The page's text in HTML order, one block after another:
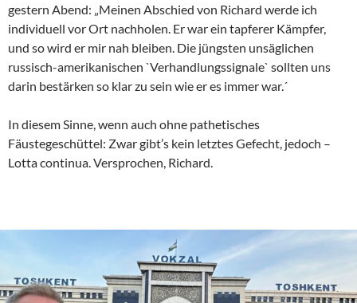
gestern Abend: „Meinen Abschied von Richard werde ich
individuell vor Ort nachholen. Er war ein tapferer Kämpfer,
und so wird er mir nah bleiben. Die jüngsten unsäglichen
russisch-amerikanischen `Verhandlungssignale` sollten uns
darin bestärken so klar zu sein wie er es immer war.´
In diesem Sinne, wenn auch ohne pathetisches
Fäustegeschüttel: Zwar gibt’s kein letztes Gefecht, jedoch –
Lotta continua. Versprochen, Richard.